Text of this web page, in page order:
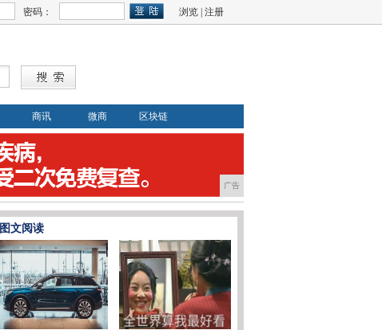
密码： 浏览 注册
商讯 微商 区块链
广告
图文阅读